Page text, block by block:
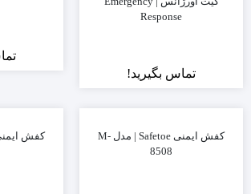
Response
تماس بگیرید!
کفش ایمنی Safetoe | مدل M-
8508